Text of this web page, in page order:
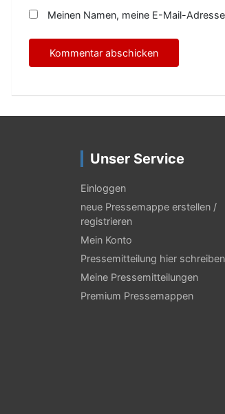
Meinen Namen, meine E-Mail-
Unser Service
Einloggen
neue Pressemappe erstellen /
registrieren
Mein Konto
Pressemitteilung hier schreiben
Meine Pressemitteilungen
Premium Pressemappen